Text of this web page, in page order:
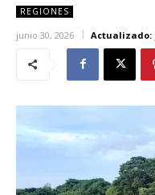
REGIONES
junio 30, 2026 Actualizado: